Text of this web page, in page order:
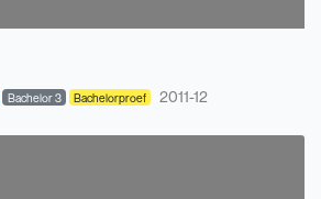
Bachelor 3 Bachelorproef 2011-12